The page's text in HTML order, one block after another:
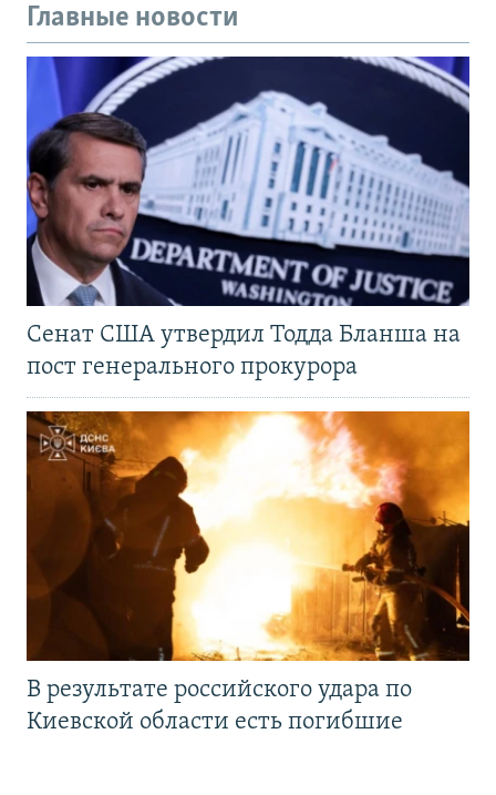
Главные новости
Сенат США утвердил Тодда Бланша на
пост генерального прокурора
В результате российского удара по
Киевской области есть погибшие